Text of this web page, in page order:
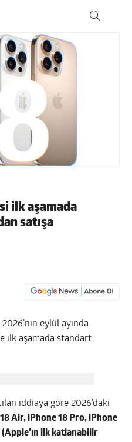
ilk aşamada
satışa
eylül ayında
ilk aşamada standart
iddiaya göre 2026’daki
Air, iPhone 18 Pro, iPhone
ilk katlanabilir